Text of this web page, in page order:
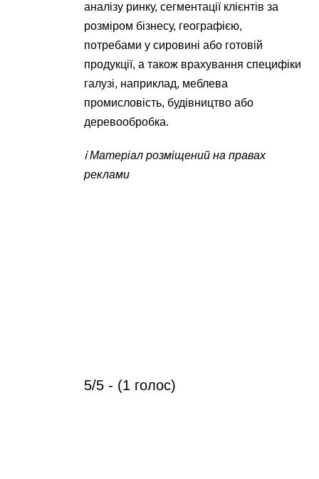
аналізу ринку, сегментації клієнтів за
розміром бізнесу, географією,
потребами у сировині або готовій
продукції, а також врахування специфіки
галузі, наприклад, меблева
промисловість, будівництво або
деревообробка.
ℹ️ Матеріал розміщений на правах
реклами
5/5 - (1 голос)